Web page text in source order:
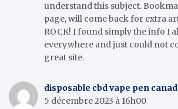
understand this subject.
page, will come back for extra
ROCK! I found simply the info I
everywhere and just could not
great site.
disposable cbd vape pen
5 décembre 2023 à 16h00